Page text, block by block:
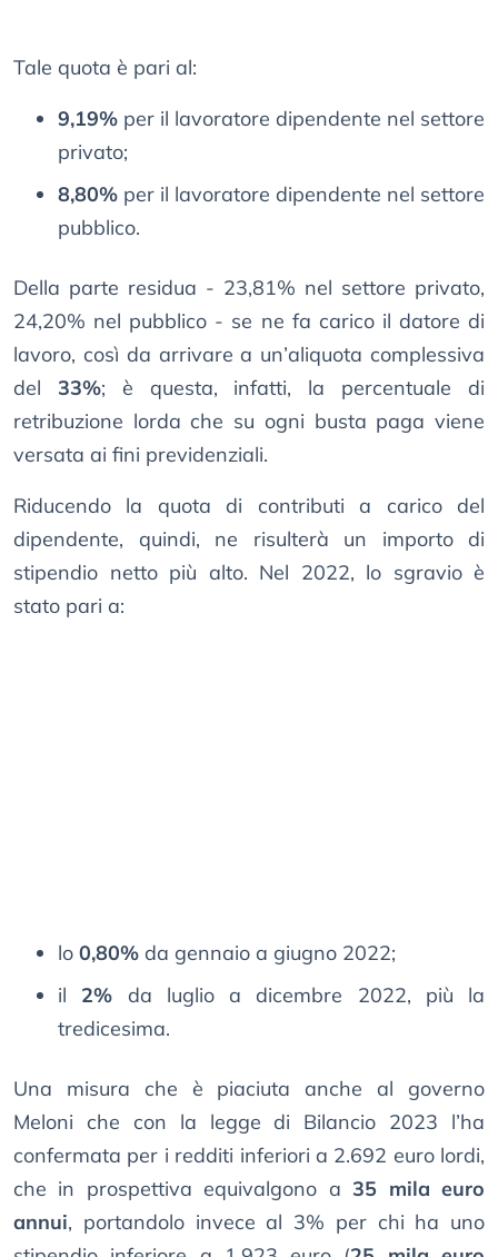
Tale quota è pari al:
9,19% per il lavoratore dipendente nel settore
privato;
8,80% per il lavoratore dipendente nel settore
pubblico.
Della parte residua - 23,81% nel settore privato,
24,20% nel pubblico - se ne fa carico il datore di
lavoro, così da arrivare a un’aliquota complessiva
del 33%; è questa, infatti, la percentuale di
retribuzione lorda che su ogni busta paga viene
versata ai fini previdenziali.
Riducendo la quota di contributi a carico del
dipendente, quindi, ne risulterà un importo di
stipendio netto più alto. Nel 2022, lo sgravio è
stato pari a:
lo 0,80% da gennaio a giugno 2022;
il 2% da luglio a dicembre 2022, più la
tredicesima.
Una misura che è piaciuta anche al governo
Meloni che con la legge di Bilancio 2023 l’ha
confermata per i redditi inferiori a 2.692 euro lordi,
che in prospettiva equivalgono a35 mila euro
annui, portandolo invece al 3% per chi ha uno